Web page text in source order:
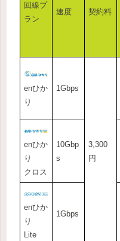
回線プ
ラン
速度 契約料
enひか
り
1Gbps
3,300
円
enひか
り
クロス
10Gbp
s
enひか
り
Lite
1Gbps